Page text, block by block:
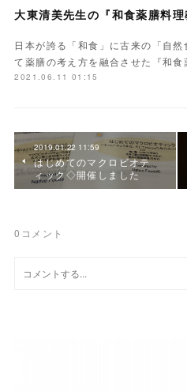
大東清美先生の『和食薬膳料理
日本が誇る「和食」に古来の「自然
て薬膳の考え方を融合させた『和
2021.06.11 01:15
2019.01.22 11:59
はじめてのマクロビオテ
ィック◇開催しました
0 コメント